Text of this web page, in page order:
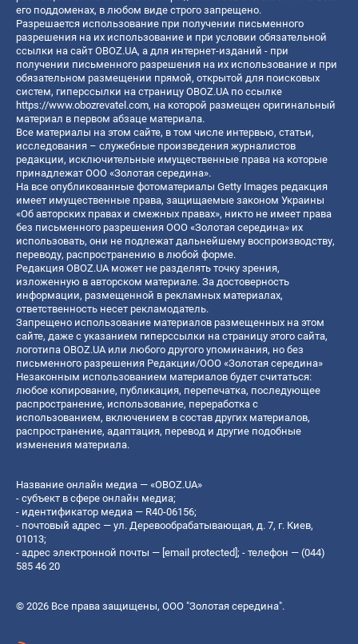
его поддоменах, в любом виде строго запрещено.
Разрешается использование при получении письменного
разрешения на их использование и при условии обязательной
ссылки на сайт OBOZ.UA, а для интернет-изданий - при
получении письменного разрешения на их использование и при
обязательном размещении прямой, открытой для поисковых
систем, гиперссылки на страницу OBOZ.UA по ссылке
https://www.obozrevatel.com, на которой размещен оригинальный
материал в первом абзаце материала.
Все материалы на этом сайте, в том числе интервью, статьи,
исследования – служебные произведения журналистов
редакции, исключительные имущественные права на которые
принадлежат ООО «Золотая середина».
На все опубликованные фотоматериалы Getty Images редакция
имеет имущественные права, защищаемые законом Украины
«Об авторских правах и смежных правах», никто не имеет права
без письменного разрешения ООО «Золотая середина» их
использовать, они не подлежат дальнейшему воспроизводству,
переводу, распространению в любой форме.
Редакция OBOZ.UA может не разделять точку зрения,
изложенную в авторском материале. За достоверность
информации, размещенной в рекламных материалах,
ответственность несет рекламодатель.
Запрещено использование материалов размещенных на этом
сайте, даже с указанием гиперссылки на страницу этого сайта,
логотипа OBOZ.UA или любого другого упоминания, но без
письменного разрешения Редакции/ООО «Золотая середина»
Незаконным использованием материалов будет считаться:
любое копирование, публикация, перепечатка, последующее
распространение, использование, переработка с
использованием, включением в состав других материалов,
распространение, адаптация, перевод и другие подобные
изменения материала.
Название онлайн медиа — «OBOZ.UA»
- субъект в сфере онлайн медиа;
- идентификатор медиа — R40-06156;
- почтовый адрес — ул. Деревообрабатывающая, д. 7, г. Киев,
01013;
- адрес электронной почты — [email protected] ; - телефон — (044)
585 46 20
© 2026 Все права защищены, ООО "Золотая середина".